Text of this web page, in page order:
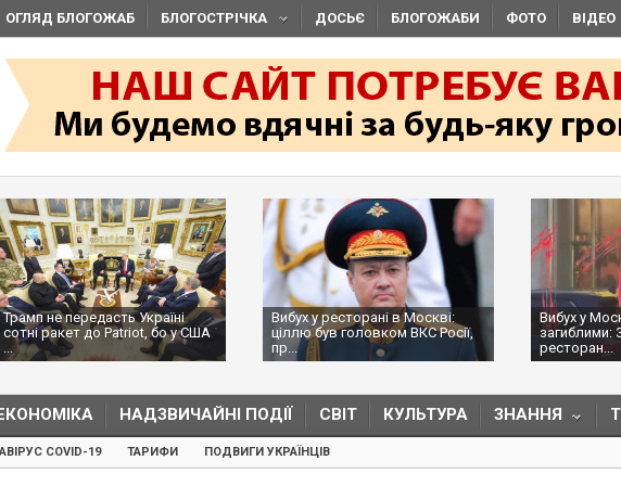
ОГЛЯД БЛОГОЖАБ БЛОГОСТРІЧКА ДОСЬЄ БЛОГОЖАБИ ФОТО ВІДЕО
Трамп не передасть Україні
сотні ракет до Patriot, бо у США
...
Вибух у ресторані в Москві:
ціллю був головком ВКС Росії,
пр...
Вибух у
загиблими:
ресторан...
НАДЗВИЧАЙНІ ПОДІЇ СВІТ КУЛЬТУРА ЗНАННЯ
COVID-19 ТАРИФИ ПОДВИГИ УКРАЇНЦІВ